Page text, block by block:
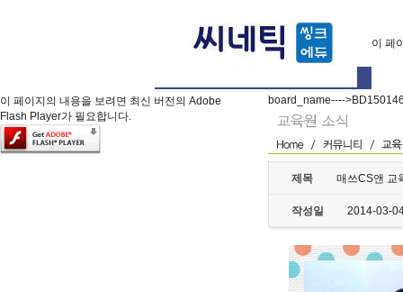
이 페
이 페이지의 내용을 보려면 최신 버전의 Adobe
Flash Player가 필요합니다.
board_name----
제목 매쓰CS앤 교
작성일 2014-03-